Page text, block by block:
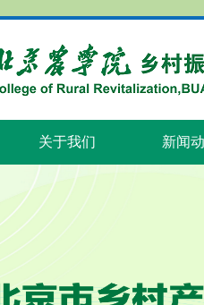
关于我们 新闻